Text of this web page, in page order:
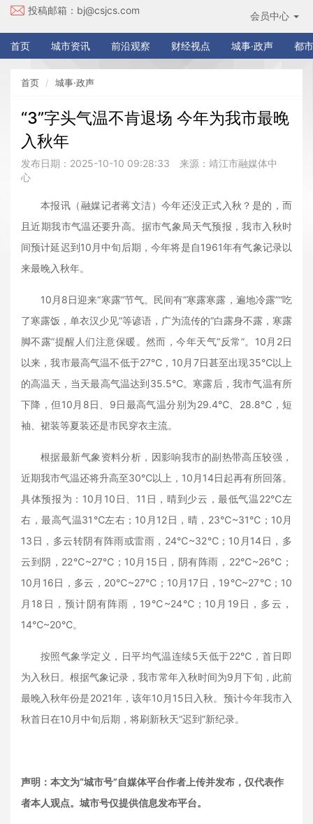
投稿邮箱： bj@csjcs.com 会员中心
首页 城市资讯 前沿观察 财经视点 城事·政声 都
首页 城事·政声
“3”字头气温不肯退场 今年为我市最晚
入秋年
发布日期：2025-10-10 09:28:33
来源：靖江市融媒体中
心
本报讯（融媒记者蒋文洁）今年还没正式入秋？是的，而
且近期我市气温还要升高。据市气象局天气预报，我市入秋时
间预计延迟到10月中旬后期，今年将是自1961年有气象记录以
来最晚入秋年。
10月8日迎来“寒露”节气。民间有“寒露寒露，遍地冷露”“吃
了寒露饭，单衣汉少见”等谚语，广为流传的“白露身不露，寒露
脚不露”提醒人们注意保暖。然而，今年天气“反常”。10月2日
以来，我市最高气温不低于27℃，10月7日甚至出现35℃以上
的高温天，当天最高气温达到35.5℃。寒露后，我市气温有所
下降，但10月8日、9日最高气温分别为29.4℃、28.8℃，短
袖、裙装等夏装还是市民穿衣主流。
根据最新气象资料分析，因影响我市的副热带高压较强，
近期我市气温还将升高至30℃以上，10月14日起再有所回落。
具体预报为：10月10日、11日，晴到少云，最低气温22℃左
右，最高气温31℃左右；10月12日，晴，23℃~31℃；10月
13日，多云转阴有阵雨或雷雨，24℃~32℃；10月14日，多
云到阴，22℃~27℃；10月15日，阴有阵雨，22℃~26℃；
10月16日，多云，20℃~27℃；10月17日，19℃~27℃；10
月18日，预计阴有阵雨，19℃~24℃；10月19日，多云，
14℃~20℃。
按照气象学定义，日平均气温连续5天低于22℃，首日即
为入秋日。根据气象记录，我市常年入秋时间为9月下旬，此前
最晚入秋年份是2021年，该年10月15日入秋。预计今年我市入
秋首日在10月中旬后期，将刷新秋天“迟到”新纪录。
声明：本文为“城市号”自媒体平台作者上传并发布，仅代表作
者本人观点。城市号仅提供信息发布平台。